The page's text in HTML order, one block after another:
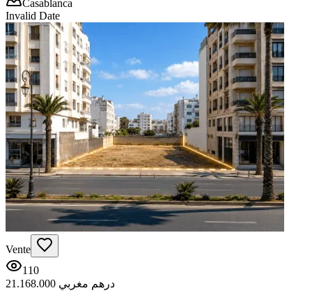
Casablanca
Invalid Date
Vente
110
21.168.000 درهم مغربي